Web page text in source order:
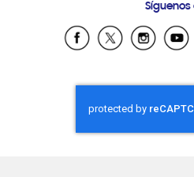
Samsung
Samsung El
Samsung
Samsung
Samsung
Síguenos